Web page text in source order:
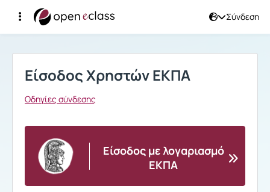
Σύνδεση
Σύνδεση
Είσοδος Χρηστών ΕΚΠΑ
Οδηγίες σύνδεσης
Είσοδος με λογαριασμό
ΕΚΠΑ